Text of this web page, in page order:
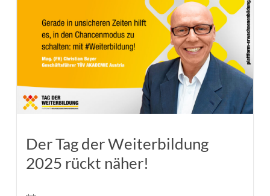
Der Tag der Weiterbildung
2025 rückt näher!